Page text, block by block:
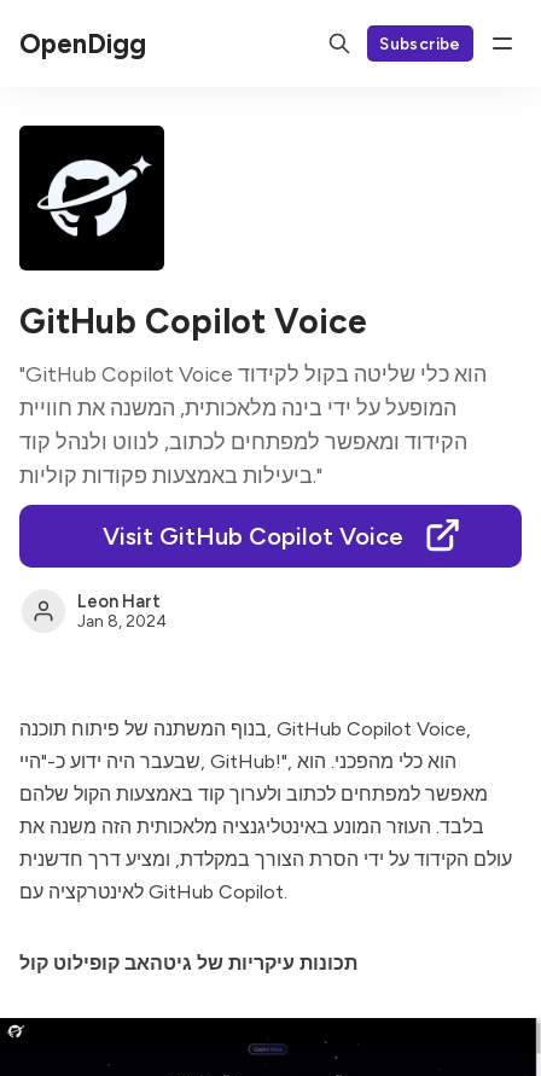
OpenDigg Subscribe
GitHub Copilot Voice
"GitHub Copilot Voice הוא כלי שליטה בקול לקידוד
המופעל על ידי בינה מלאכותית, המשנה את חוויית
הקידוד ומאפשר למפתחים לכתוב, לנווט ולנהל קוד
ביעילות באמצעות פקודות קוליות."
Visit GitHub Copilot Voice
Leon Hart
Jan 8, 2024
בנוף המשתנה של פיתוח תוכנה, GitHub Copilot Voice,
שבעבר היה ידוע כ-"היי, GitHub!", הוא כלי מהפכני. הוא
מאפשר למפתחים לכתוב ולערוך קוד באמצעות הקול שלהם
בלבד. העוזר המונע באינטליגנציה מלאכותית הזה משנה את
עולם הקידוד על ידי הסרת הצורך במקלדת, ומציע דרך חדשנית
לאינטרקציה עם GitHub Copilot.
תכונות עיקריות של גיטהאב קופילוט קול